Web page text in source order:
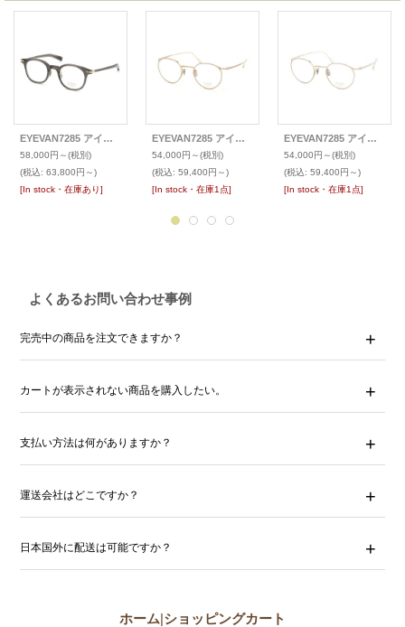
EYEVAN7285 アイヴァン7285 メガネ 770 (46)
58,000円～(税別)
(税込: 63,800円～)
[In stock・在庫あり]
EYEVAN7285 アイヴァン7285 メガネ 156B (48)
54,000円～(税別)
(税込: 59,400円～)
[In stock・在庫1点]
EYEVAN7285 アイヴァン7285 メガネ 156B (48)
54,000円～(税別)
(税込: 59,400円～)
[In stock・在庫1点]
よくあるお問い合わせ事例
完売中の商品を注文できますか？
カートが表示されない商品を購入したい。
支払い方法は何がありますか？
運送会社はどこですか？
日本国外に配送は可能ですか？
ホーム|ショッピングカート